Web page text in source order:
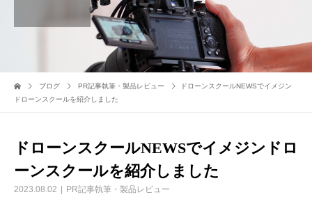
ブログ PR記事執筆・製品レビュー
ドローンスクールNEWSでイメジン
ドローンスクールを紹介しました
ドローンスクールNEWSでイメジンドロ
ーンスクールを紹介しました
2023.08.02 PR記事執筆・製品レビュー